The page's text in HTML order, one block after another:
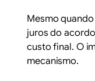
Mesmo
juros do
custo final. O
mecanismo.